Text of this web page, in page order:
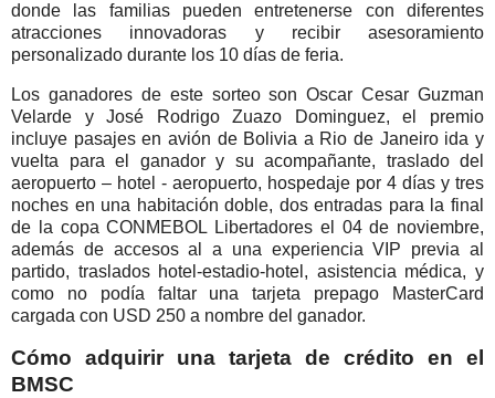
donde las familias pueden entretenerse con diferentes
atracciones innovadoras y recibir asesoramiento
personalizado durante los 10 días de feria.
Los ganadores de este sorteo son Oscar Cesar Guzman
Velarde y José Rodrigo Zuazo Dominguez, el premio
incluye pasajes en avión de Bolivia a Rio de Janeiro ida y
vuelta para el ganador y su acompañante, traslado del
aeropuerto – hotel - aeropuerto, hospedaje por 4 días y tres
noches en una habitación doble, dos entradas para la final
de la copa CONMEBOL Libertadores el 04 de noviembre,
además de accesos al a una experiencia VIP previa al
partido, traslados hotel-estadio-hotel, asistencia médica, y
como no podía faltar una tarjeta prepago MasterCard
cargada con USD 250 a nombre del ganador.
Cómo adquirir una tarjeta de crédito en el
BMSC